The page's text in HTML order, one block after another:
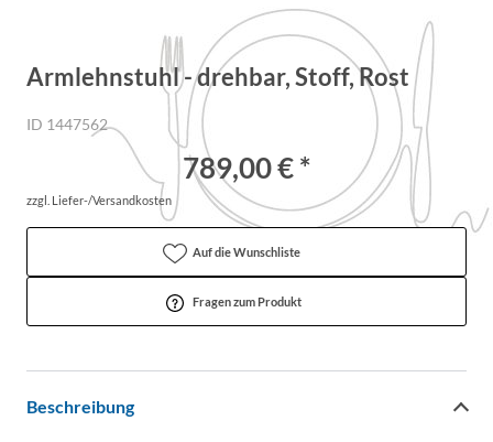
Armlehnstuhl - drehbar, Stoff, Rost
ID 1447562
789,00 € *
zzgl. Liefer-/Versandkosten
Auf die Wunschliste
Fragen zum Produkt
Beschreibung